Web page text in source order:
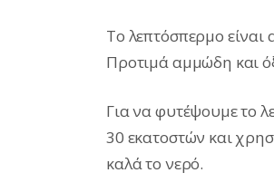
Το λεπτόσπερμο είναι
Προτιμά αμμώδη και
Για να φυτέψουμε το
30 εκατοστών και
καλά το νερό.